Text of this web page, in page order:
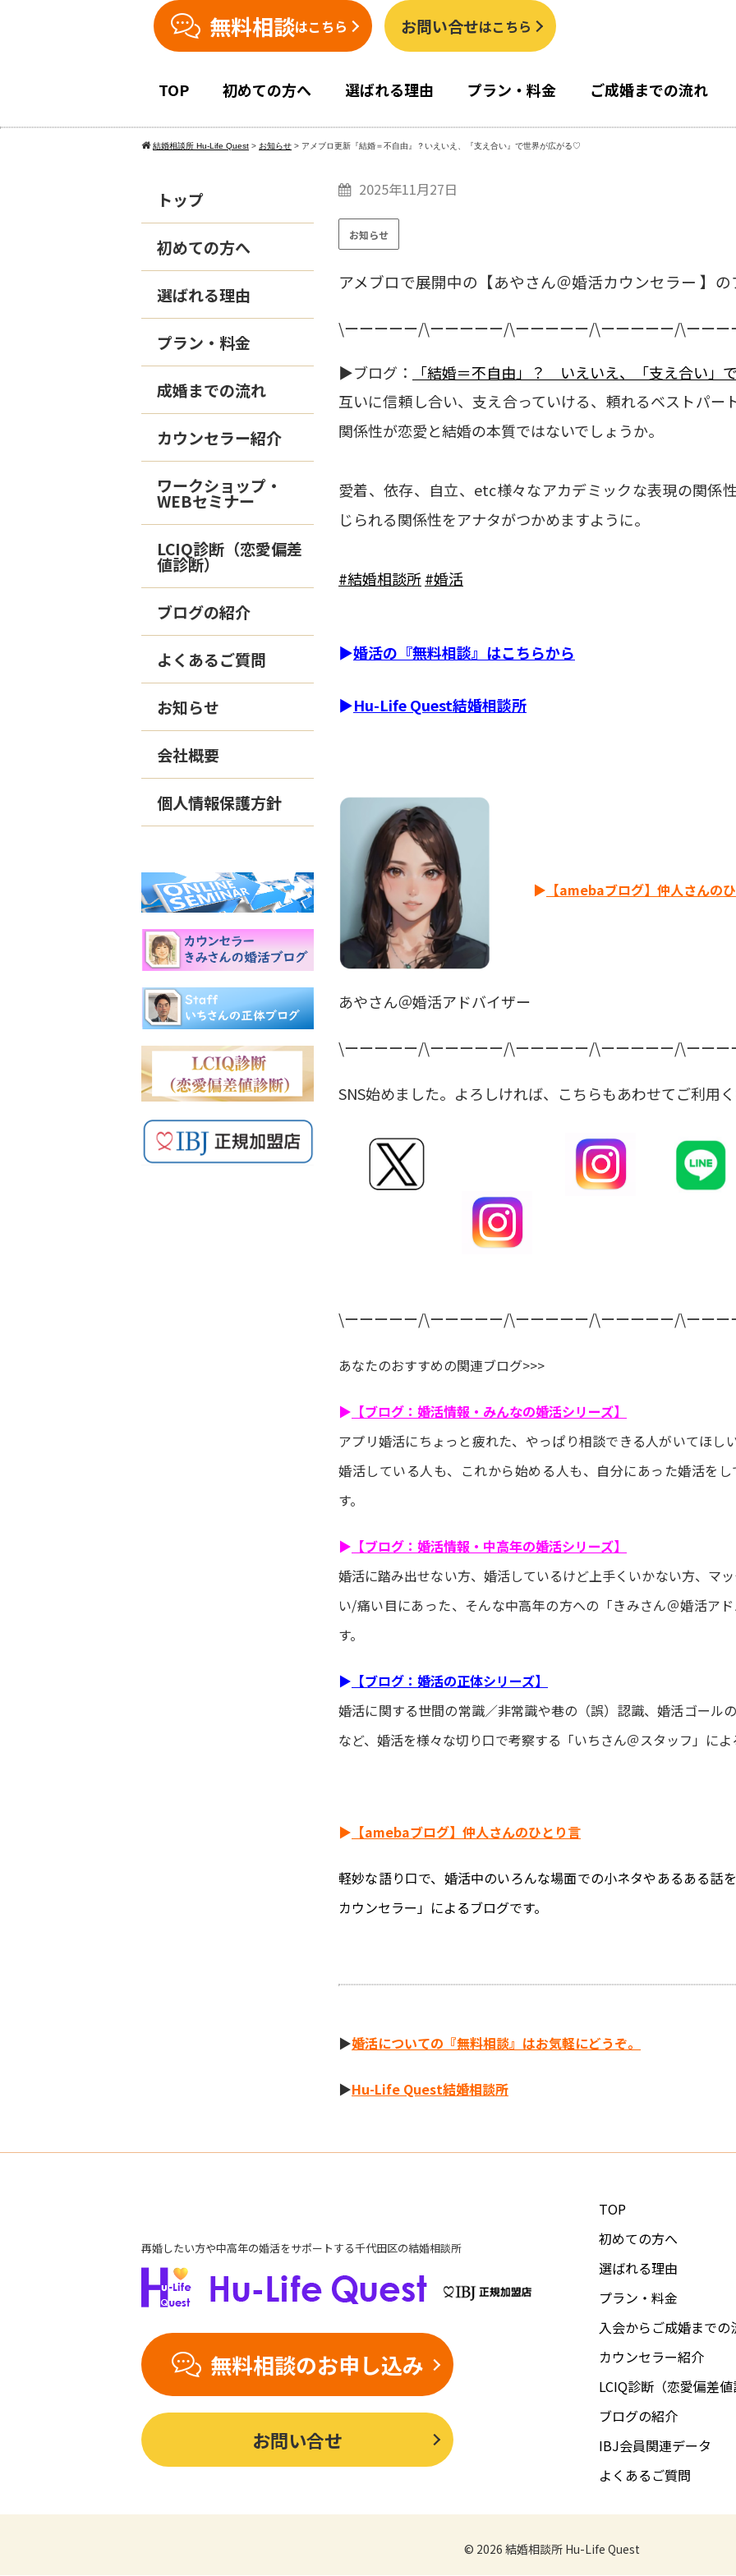
無料相談はこちら お問い合せはこちら
TOP 初めての方へ 選ばれる理由 プラン・料金 ご成婚までの流れ
結婚相談所 Hu-Life Quest > お知らせ > アメブロ更新『結婚＝不自由』？いえいえ、『支え合い』で世界が広がる♡
2025年11月27日
お知らせ
アメブロで展開中の【あやさん＠婚活カウンセラー 】の
\ーーーーー/\ーーーーー/\ーーーーー/\ーーーーー/\ーー
▶ブログ：
「結婚＝不自由」？ いえいえ、「支え合い」
互いに信頼し合い、支え合っていける、頼れるベストパー
関係性が恋愛と結婚の本質ではないでしょうか。
愛着、依存、自立、etc様々なアカデミックな表現の関係
じられる関係性をアナタがつかめますように。
#結婚相談所#婚活
▶婚活の『無料相談』はこちらから
▶Hu-Life Quest結婚相談所
▶ 【amebaブログ】仲人さんの
あやさん＠婚活アドバイザー
\ーーーーー/\ーーーーー/\ーーーーー/\ーーーーー/\ーー
SNS始めました。よろしければ、こちらもあわせてご利用く
\ーーーーー/\ーーーーー/\ーーーーー/\ーーーーー/\ーー
あなたのおすすめの関連ブログ>>>
▶ 【ブログ：婚活情報・みんなの婚活シリーズ】
アプリ婚活にちょっと疲れた、やっぱり相談できる人がいてほし
婚活している人も、これから始める人も、自分にあった婚活を
す。
▶ 【ブログ：婚活情報・中高年の婚活シリーズ】
婚活に踏み出せない方、婚活しているけど上手くいかない方、マ
い/痛い目にあった、そんな中高年の方への「きみさん＠婚活ア
す。
▶ 【ブログ：婚活の正体シリーズ】
婚活に関する世間の常識／非常識や巷の（誤）認識、婚活ゴール
など、婚活を様々な切り口で考察する「いちさん＠スタッフ」によ
▶ 【amebaブログ】仲人さんのひとり言
軽妙な語り口で、婚活中のいろんな場面での小ネタやあるある話
カウンセラー」によるブログです。
▶婚活についての『無料相談』はお気軽にどうぞ。
▶Hu-Life Quest結婚相談所
トップ
初めての方へ
選ばれる理由
プラン・料金
成婚までの流れ
カウンセラー紹介
ワークショップ・
WEBセミナー
LCIQ診断（恋愛偏差
値診断）
ブログの紹介
よくあるご質問
お知らせ
会社概要
個人情報保護方針
再婚したい方や中高年の婚活をサポートする千代田区の結婚相談所
無料相談のお申し込み
お問い合せ
TOP
初めての方へ
選ばれる理由
プラン・料金
入会からご成婚までの
カウンセラー紹介
LCIQ診断（恋愛偏差値
ブログの紹介
IBJ会員関連データ
よくあるご質問
© 2026 結婚相談所 Hu-Life Quest